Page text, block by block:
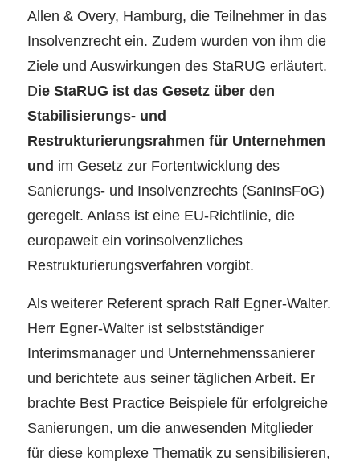
Allen & Overy, Hamburg, die Teilnehmer in das
Insolvenzrecht ein. Zudem wurden von ihm die
Ziele und Auswirkungen des StaRUG erläutert.
Die StaRUG ist das Gesetz über den
Stabilisierungs- und
Restrukturierungsrahmen für Unternehmen
und im Gesetz zur Fortentwicklung des
Sanierungs- und Insolvenzrechts (SanInsFoG)
geregelt. Anlass ist eine EU-Richtlinie, die
europaweit ein vorinsolvenzliches
Restrukturierungsverfahren vorgibt.
Als weiterer Referent sprach Ralf Egner-Walter.
Herr Egner-Walter ist selbstständiger
Interimsmanager und Unternehmenssanierer
und berichtete aus seiner täglichen Arbeit. Er
brachte Best Practice Beispiele für erfolgreiche
Sanierungen, um die anwesenden Mitglieder
für diese komplexe Thematik zu sensibilisieren,